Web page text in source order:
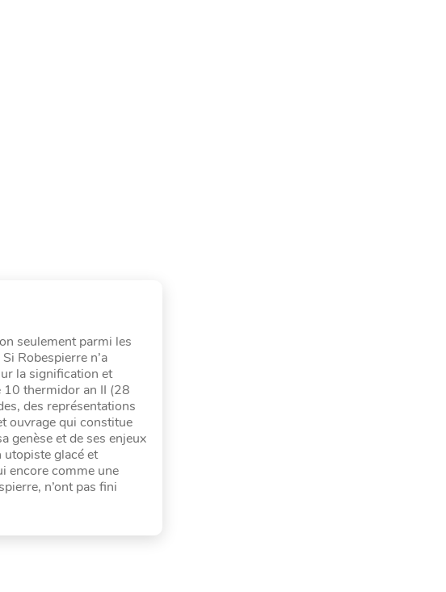
seulement parmi les
Robespierre n’a
la signification et
10 thermidor an II (28
des représentations
ouvrage qui constitue
genèse et de ses enjeux
utopiste glacé et
encore comme une
n’ont pas fini